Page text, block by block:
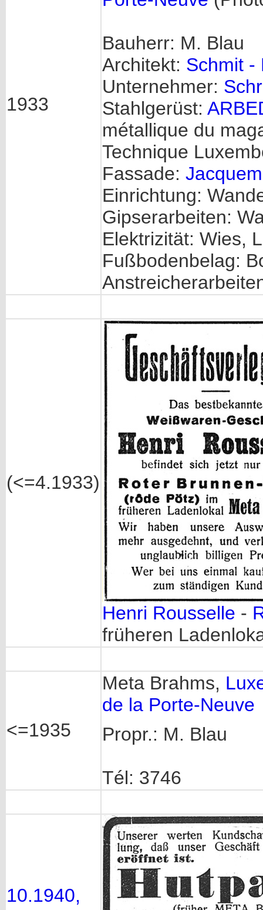
1933
Bauherr: M. Blau
Architekt: Schmit -
Unternehmer:
Stahlgerüst:
métallique du
Technique
Fassade:
Einrichtung:
Gipserarbeiten:
Elektrizität: Wies,
Fußbodenbelag:
(<=4.1933)
Henri Rousselle -
früheren
<=1935
Meta Brahms,
de la Porte-Neuve
Propr.: M. Blau
Tél: 3746
10.1940,